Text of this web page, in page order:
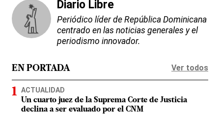
Diario Libre
Periódico líder de República Dominicana
centrado en las noticias generales y el
periodismo innovador.
EN PORTADA Ver todos
ACTUALIDAD
Un cuarto juez de la Suprema Corte de Justicia
declina a ser evaluado por el CNM